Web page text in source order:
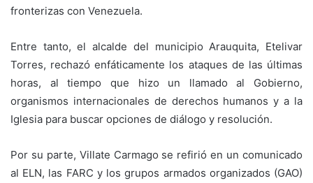
fronterizas con Venezuela.
Entre tanto, el alcalde del municipio Arauquita, Etelivar
Torres, rechazó enfáticamente los ataques de las últimas
horas, al tiempo que hizo un llamado al Gobierno,
organismos internacionales de derechos humanos y a la
Iglesia para buscar opciones de diálogo y resolución.
Por su parte, Villate Carmago se refirió en un comunicado
al ELN, las FARC y los grupos armados organizados (GAO)